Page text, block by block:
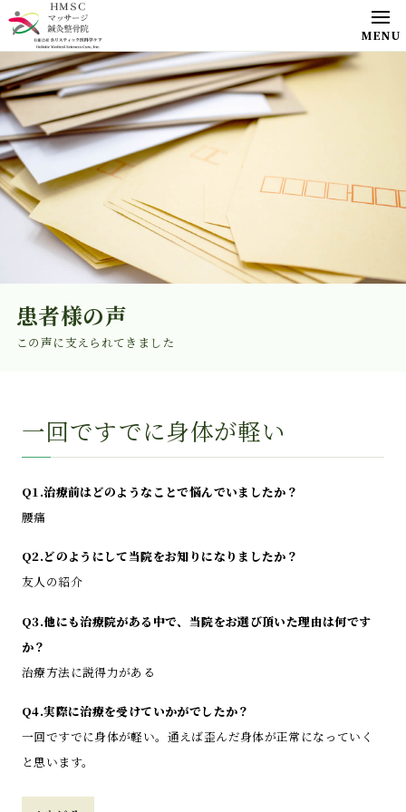
患者様の声
この声に支えられてきました
一回ですでに身体が軽い
Q1.治療前はどのようなことで悩んでいましたか？
腰痛
Q2.どのようにして当院をお知りになりましたか？
友人の紹介
Q3.他にも治療院がある中で、当院をお選び頂いた理由は何です
か？
治療方法に説得力がある
Q4.実際に治療を受けていかがでしたか？
一回ですでに身体が軽い。通えば歪んだ身体が正常になっていく
と思います。